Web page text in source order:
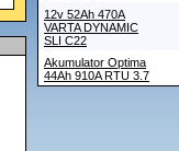
12v 52Ah 470A
VARTA DYNAMIC
SLI C22
Akumulator Optima
44Ah 910A RTU 3.7